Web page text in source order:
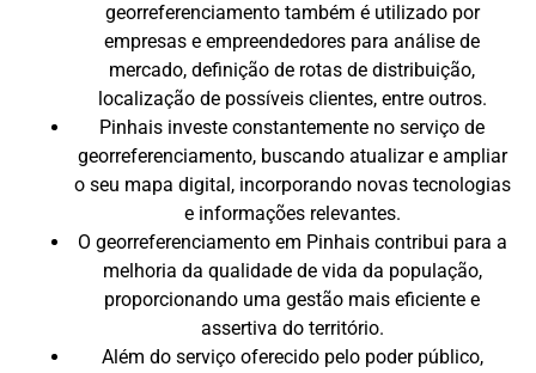
georreferenciamento também é utilizado por
empresas e empreendedores para análise de
mercado, definição de rotas de distribuição,
localização de possíveis clientes, entre outros.
Pinhais investe constantemente no serviço de
georreferenciamento, buscando atualizar e ampliar
o seu mapa digital, incorporando novas tecnologias
e informações relevantes.
O georreferenciamento em Pinhais contribui para a
melhoria da qualidade de vida da população,
proporcionando uma gestão mais eficiente e
assertiva do território.
Além do serviço oferecido pelo poder público,